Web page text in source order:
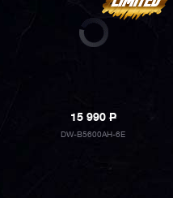
15 990P
DW-B5600AH-6E